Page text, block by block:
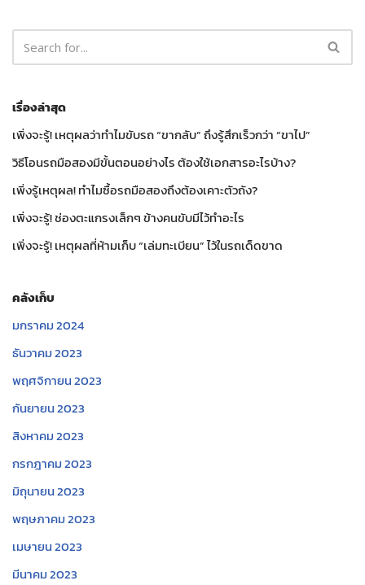
เรื่องล่าสุด
เพิ่งจะรู้! เหตุผลว่าทำไมขับรถ “ขากลับ” ถึงรู้สึกเร็วกว่า “ขาไป”
วิธีโอนรถมือสองมีขั้นตอนอย่างไร ต้องใช้เอกสารอะไรบ้าง?
เพิ่งรู้เหตุผล! ทำไมซื้อรถมือสองถึงต้องเคาะตัวถัง?
เพิ่งจะรู้! ช่องตะแกรงเล็กๆ ข้างคนขับมีไว้ทำอะไร
เพิ่งจะรู้! เหตุผลที่ห้ามเก็บ “เล่มทะเบียน” ไว้ในรถเด็ดขาด
คลังเก็บ
มกราคม 2024
ธันวาคม 2023
พฤศจิกายน 2023
กันยายน 2023
สิงหาคม 2023
กรกฎาคม 2023
มิถุนายน 2023
พฤษภาคม 2023
เมษายน 2023
มีนาคม 2023